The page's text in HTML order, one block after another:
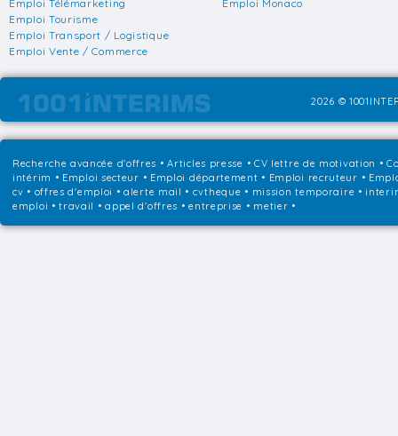
Emploi Télémarketing
Emploi Tourisme
Emploi Transport / Logistique
Emploi Vente / Commerce
Emploi Monaco
2026 ©
Recherche avancée d'offres •Articles presse • CV lettre de motivation •
intérim • Emploi secteur • Emploi département • Emploi recruteur •
cv • offres d'emploi • alerte mail • cvtheque • mission temporaire •
emploi • travail • appel d'offres • entreprise • metier •